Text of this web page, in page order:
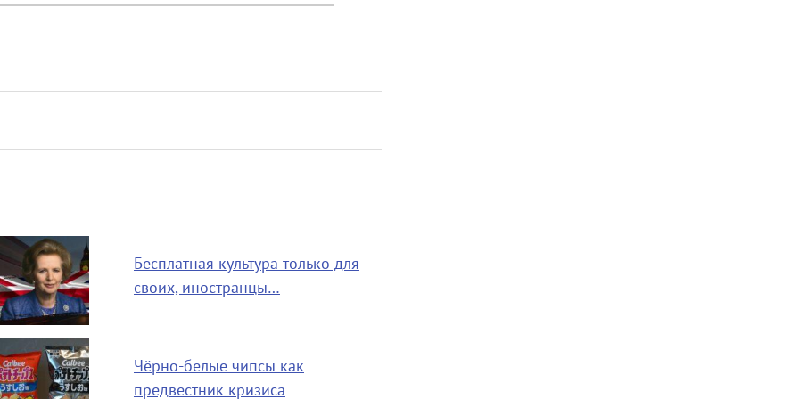
Бесплатная культура только для
своих, иностранцы…
Чёрно-белые чипсы как
предвестник кризиса